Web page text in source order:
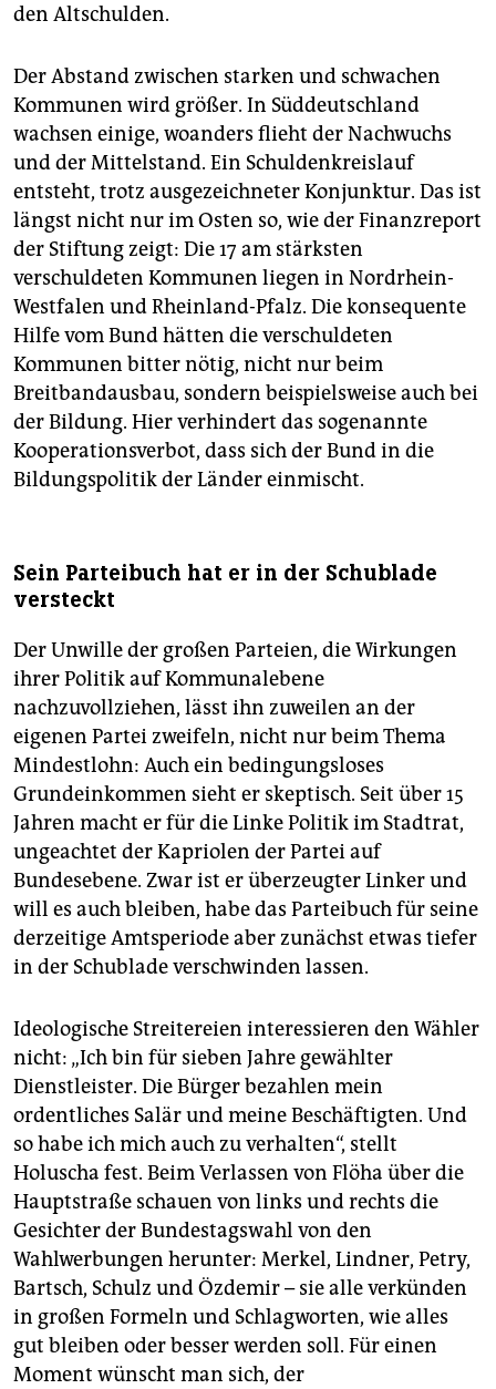
den Altschulden.
Der Abstand zwischen starken und schwachen
Kommunen wird größer. In Süddeutschland
wachsen einige, woanders flieht der Nachwuchs
und der Mittelstand. Ein Schuldenkreislauf
entsteht, trotz ausgezeichneter Konjunktur. Das ist
längst nicht nur im Osten so, wie der Finanzreport
der Stiftung zeigt: Die 17 am stärksten
verschuldeten Kommunen liegen in Nordrhein-
Westfalen und Rheinland-Pfalz. Die konsequente
Hilfe vom Bund hätten die verschuldeten
Kommunen bitter nötig, nicht nur beim
Breitbandausbau, sondern beispielsweise auch bei
der Bildung. Hier verhindert das sogenannte
Kooperationsverbot, dass sich der Bund in die
Bildungspolitik der Länder einmischt.
Sein Parteibuch hat er in der Schublade
versteckt
Der Unwille der großen Parteien, die Wirkungen
ihrer Politik auf Kommunalebene
nachzuvollziehen, lässt ihn zuweilen an der
eigenen Partei zweifeln, nicht nur beim Thema
Mindestlohn: Auch ein bedingungsloses
Grundeinkommen sieht er skeptisch. Seit über 15
Jahren macht er für die Linke Politik im Stadtrat,
ungeachtet der Kapriolen der Partei auf
Bundesebene. Zwar ist er überzeugter Linker und
will es auch bleiben, habe das Parteibuch für seine
derzeitige Amtsperiode aber zunächst etwas tiefer
in der Schublade verschwinden lassen.
Ideologische Streitereien interessieren den Wähler
nicht: „Ich bin für sieben Jahre gewählter
Dienstleister. Die Bürger bezahlen mein
ordentliches Salär und meine Beschäftigten. Und
so habe ich mich auch zu verhalten“, stellt
Holuscha fest. Beim Verlassen von Flöha über die
Hauptstraße schauen von links und rechts die
Gesichter der Bundestagswahl von den
Wahlwerbungen herunter: Merkel, Lindner, Petry,
Bartsch, Schulz und Özdemir – sie alle verkünden
in großen Formeln und Schlagworten, wie alles
gut bleiben oder besser werden soll. Für einen
Moment wünscht man sich, der